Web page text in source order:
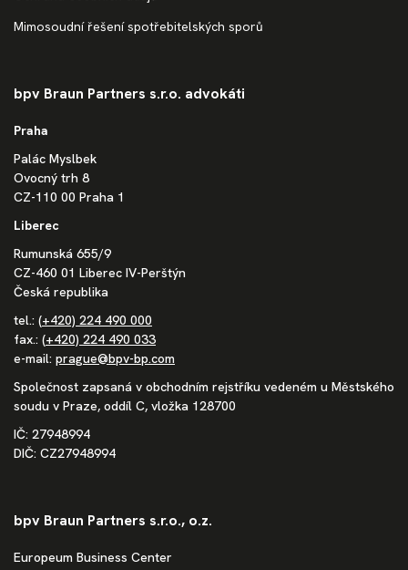
Mimosoudní řešení spotřebitelských sporů
bpv Braun Partners s.r.o. advokáti
Praha
Palác Myslbek
Ovocný trh 8
CZ-110 00 Praha 1
Liberec
Rumunská 655/9
CZ-460 01 Liberec IV-Perštýn
Česká republika
tel.: (+420) 224 490 000
fax.: (+420) 224 490 033
e-mail: prague@bpv-bp.com
Společnost zapsaná v obchodním rejstříku vedeném u Městského
soudu v Praze, oddíl C, vložka 128700
IČ: 27948994
DIČ: CZ27948994
bpv Braun Partners s.r.o., o.z.
Europeum Business Center